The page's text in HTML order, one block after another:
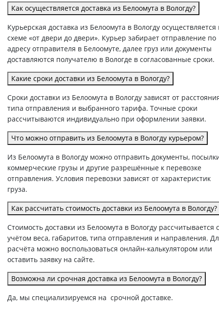
Как осуществляется доставка из Белоомута в Вологду?
Курьерская доставка из Белоомута в Вологду осуществляется
схеме «от двери до двери». Курьер забирает отправление по
адресу отправителя в Белоомуте, далее груз или документы
доставляются получателю в Вологде в согласованные сроки.
Какие сроки доставки из Белоомута в Вологду?
Сроки доставки из Белоомута в Вологду зависят от
типа отправления и выбранного тарифа. Точные сроки
рассчитываются индивидуально при оформлении заявки.
Что можно отправить из Белоомута в Вологду курьером?
Из Белоомута в Вологду можно отправить документы,
коммерческие грузы и другие разрешённые к перевозке
отправления. Условия перевозки зависят от характеристик
груза.
Как рассчитать стоимость доставки из Белоомута в Вологду?
Стоимость доставки из Белоомута в Вологду рассчитывается с
учётом веса, габаритов, типа отправления и направления.
расчёта можно воспользоваться онлайн-калькулятором или
оставить заявку на сайте.
Возможна ли срочная доставка из Белоомута в Вологду?
Да, мы специализируемся на срочной доставке.